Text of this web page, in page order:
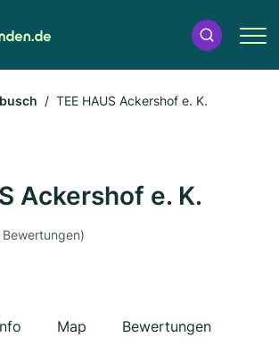
TEE HAUS Ackershof e. K.
Ackershof e. K.
Bewertungen)
Map Bewertungen